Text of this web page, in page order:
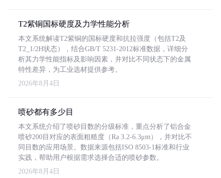
T2紫铜国标硬度及力学性能分析
本文系统解读T2紫铜的国标硬度和抗拉强度（包括T2及
T2_1/2H状态），结合GB/T 5231-2012标准数据，详细分
析其力学性能指标及影响因素，并对比不同状态下的金属
特性差异，为工业选材提供参考。
2026年8月4日
喷砂都有多少目
本文系统介绍了喷砂目数的分级标准，重点分析了铝合金
喷砂200目对应的表面粗糙度（Ra 3.2-6.3μm），并对比不
同目数的应用场景。数据来源包括ISO 8503-1标准和行业
实践，帮助用户根据需求选择合适的喷砂参数。
2026年8月4日